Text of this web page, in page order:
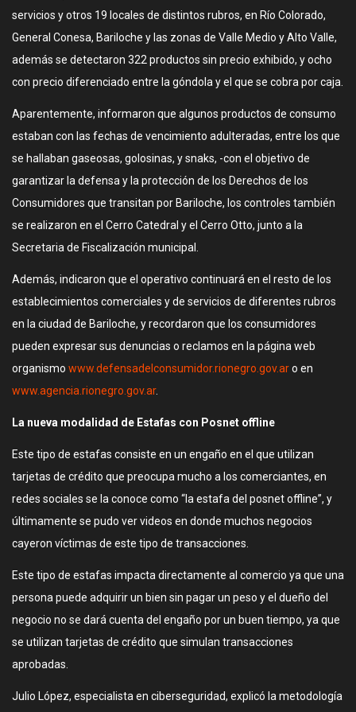
servicios y otros 19 locales de distintos rubros, en Río Colorado,
General Conesa, Bariloche y las zonas de Valle Medio y Alto Valle,
además se detectaron 322 productos sin precio exhibido, y ocho
con precio diferenciado entre la góndola y el que se cobra por caja.
Aparentemente, informaron que algunos productos de consumo
estaban con las fechas de vencimiento adulteradas, entre los que
se hallaban gaseosas, golosinas, y snaks, -con el objetivo de
garantizar la defensa y la protección de los Derechos de los
Consumidores que transitan por Bariloche, los controles también
se realizaron en el Cerro Catedral y el Cerro Otto, junto a la
Secretaria de Fiscalización municipal.
Además, indicaron que el operativo continuará en el resto de los
establecimientos comerciales y de servicios de diferentes rubros
en la ciudad de Bariloche, y recordaron que los consumidores
pueden expresar sus denuncias o reclamos en la página web
organismo www.defensadelconsumidor.rionegro.gov.aro en
www.agencia.rionegro.gov.ar.
La nueva modalidad de Estafas con Posnet offline
Este tipo de estafas consiste en un engaño en el que utilizan
tarjetas de crédito que preocupa mucho a los comerciantes, en
redes sociales se la conoce como “la estafa del posnet offline”, y
últimamente se pudo ver videos en donde muchos negocios
cayeron víctimas de este tipo de transacciones.
Este tipo de estafas impacta directamente al comercio ya que una
persona puede adquirir un bien sin pagar un peso y el dueño del
negocio no se dará cuenta del engaño por un buen tiempo, ya que
se utilizan tarjetas de crédito que simulan transacciones
aprobadas.
Julio López, especialista en ciberseguridad, explicó la metodología